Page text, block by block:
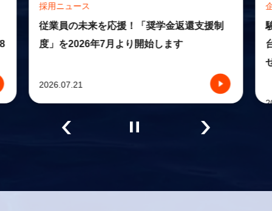
採用ニュース
従業員の未来を応援！「奨学金返還支援制
度」を2026年7月より開始します
2026.07.21